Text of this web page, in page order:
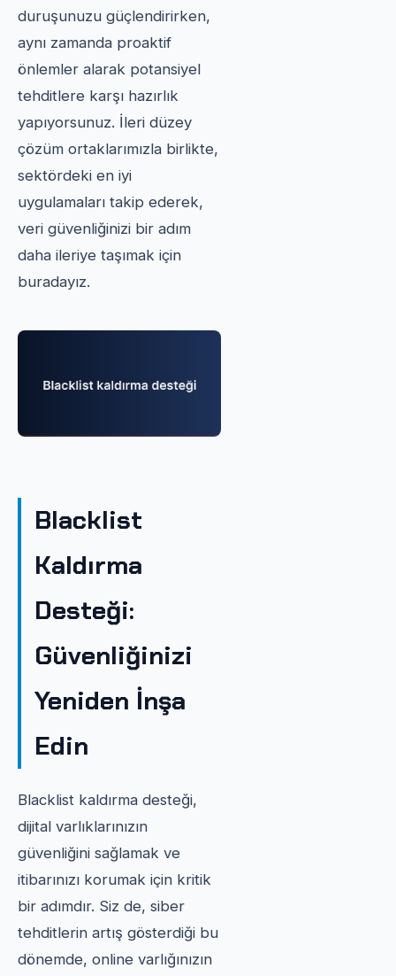
duruşunuzu güçlendirirken,
aynı zamanda proaktif
önlemler alarak potansiyel
tehditlere karşı hazırlık
yapıyorsunuz. İleri düzey
çözüm ortaklarımızla birlikte,
sektördeki en iyi
uygulamaları takip ederek,
veri güvenliğinizi bir adım
daha ileriye taşımak için
buradayız.
Blacklist
Kaldırma
Desteği:
Güvenliğinizi
Yeniden İnşa
Edin
Blacklist kaldırma desteği,
dijital varlıklarınızın
güvenliğini sağlamak ve
itibarınızı korumak için kritik
bir adımdır. Siz de, siber
tehditlerin artış gösterdiği bu
dönemde, online varlığınızın